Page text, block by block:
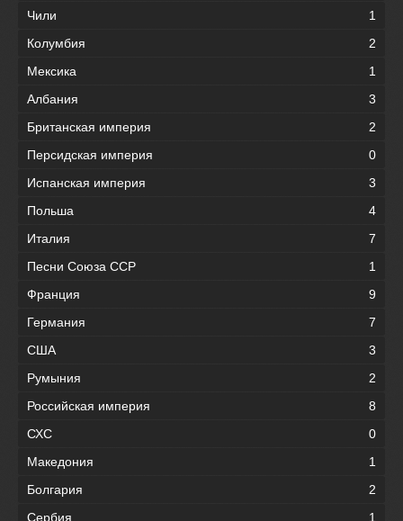
Чили
1
Колумбия
2
Мексика
1
Албания
3
Британская империя
2
Персидская империя
0
Испанская империя
3
Польша
4
Италия
7
Песни Союза ССР
1
Франция
9
Германия
7
США
3
Румыния
2
Российская империя
8
СХС
0
Македония
1
Болгария
2
Сербия
1